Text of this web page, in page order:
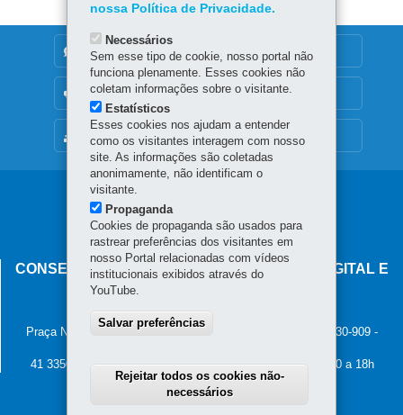
MAPA DO SITE
DENUNCIE CORRUPÇÃO
OUVIDORIA
Navegação
principal
CONSELHO ESTADUAL DE GOVERNANÇA DIGITAL E
SEGURANÇA DA INFORMAÇÃO
Palácio Iguaçu
Praça Nossa Senhora de Salette, s/n - Centro Cívico
80.530-909 -
41 3350-2400 - Horário de atendimento: 8h30 a 12h e 13h30 a 18h
nossa Política de Privacidade.
Necessários
Sem esse tipo de cookie, nosso portal não
funciona plenamente. Esses cookies não
coletam informações sobre o visitante.
Estatísticos
Esses cookies nos ajudam a entender
como os visitantes interagem com nosso
site. As informações são coletadas
anonimamente, não identificam o
visitante.
Propaganda
Cookies de propaganda são usados para
rastrear preferências dos visitantes em
nosso Portal relacionadas com vídeos
institucionais exibidos através do
YouTube.
Salvar preferências
Rejeitar todos os cookies não-
necessários